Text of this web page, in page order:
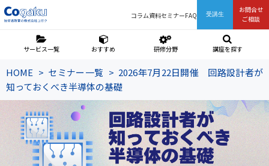
コラム資料セミナーFAQ 受講生
お問合せ
ご相談
サービス一覧 おすすめ 研修分野 講座を探す
HOME セミナー一覧
2026年7月22日開催 回路設計者が
知っておくべき半導体の基礎